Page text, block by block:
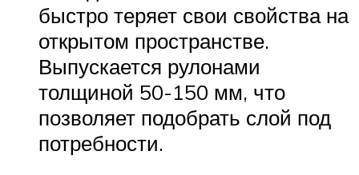
быстро теряет свои свойства на
открытом пространстве.
Выпускается рулонами
толщиной 50-150 мм, что
позволяет подобрать слой под
потребности.